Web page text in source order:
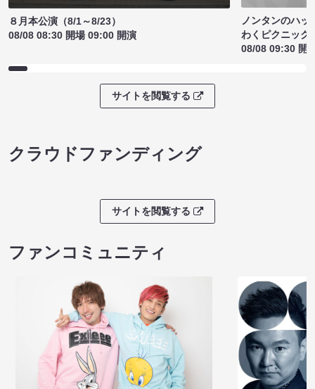
８月本公演（8/1～8/23）
08/08 08:30 開場 09:00 開演
ノンタンのハッ
わくピクニック
08/08 09:30 開
サイトを閲覧する
クラウドファンディング
サイトを閲覧する
ファンコミュニティ